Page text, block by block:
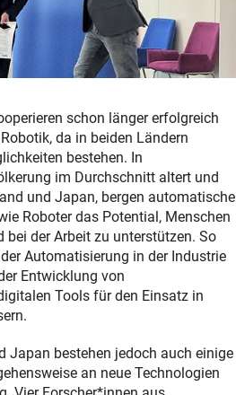
schon länger erfolgreich
da in beiden Ländern
bestehen. In
im Durchschnitt altert und
und Japan, bergen automatische
Roboter das Potential, Menschen
bei der Arbeit zu unterstützen. So
Automatisierung in der Industrie
Entwicklung von
Tools für den Einsatz in
Japan bestehen jedoch auch einige
an neue Technologien